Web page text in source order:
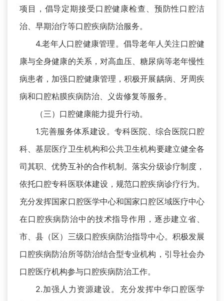
项目，倡导定期接受口腔健康检查、预防性口腔洁
治、早期治疗等口腔疾病防治服务。
4.老年人口腔健康管理。倡导老年人关注口腔健
康与全身健康的关系，对高血压、糖尿病等老年慢性
病患者，加强口腔健康管理，积极开展龋病、牙周疾
病和口腔粘膜疾病防治、义齿修复等服务。
（三）口腔健康能力提升行动。
1.完善服务体系建设。专科医院、综合医院口腔
科、基层医疗卫生机构和公共卫生机构要建立健全各
司其职、优势互补的合作机制。落实分级诊疗制度，
依托口腔专科医联体建设，规范口腔疾病诊疗行为。
充分发挥国家口腔医学中心和国家口腔区域医疗中心
在口腔疾病防治中的技术指导作用，逐步建立省、
市、县（区）三级口腔疾病防治指导中心。积极发展
口腔疾病防治所等防治结合型专业机构，引导社会办
口腔医疗机构参与口腔疾病防治工作。
2.加强人力资源建设。充分发挥中华口腔医学